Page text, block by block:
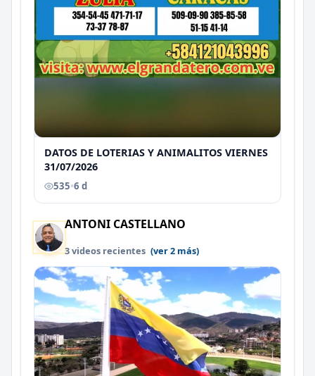
DATOS DE LOTERIAS Y ANIMALITOS VIERNES
31/07/2026
535•6 d
ANTONI CASTELLANO
3 videos recientes (ver 2 más)